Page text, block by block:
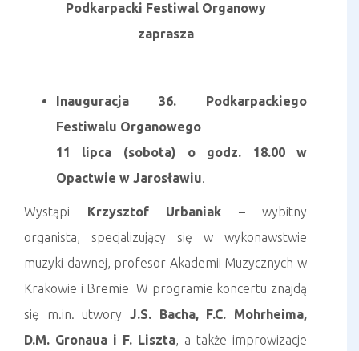
Podkarpacki Festiwal Organowy
zaprasza
Inauguracja 36. Podkarpackiego
Festiwalu Organowego
11 lipca (sobota) o godz. 18.00 w
Opactwie w Jarosławiu.
Wystąpi Krzysztof Urbaniak – wybitny
organista, specjalizujący się w wykonawstwie
muzyki dawnej, profesor Akademii Muzycznych w
Krakowie i Bremie W programie koncertu znajdą
się m.in. utwory J.S. Bacha, F.C. Mohrheima,
D.M. Gronaua i F. Liszta, a także improwizacje